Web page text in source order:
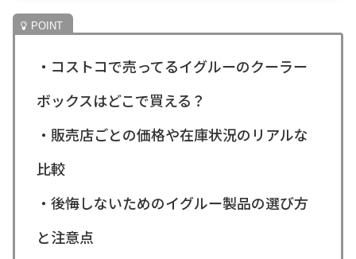
・コストコで売ってるイグルーのクーラー
ボックスはどこで買える？
・販売店ごとの価格や在庫状況のリアルな
比較
・後悔しないためのイグルー製品の選び方
と注意点